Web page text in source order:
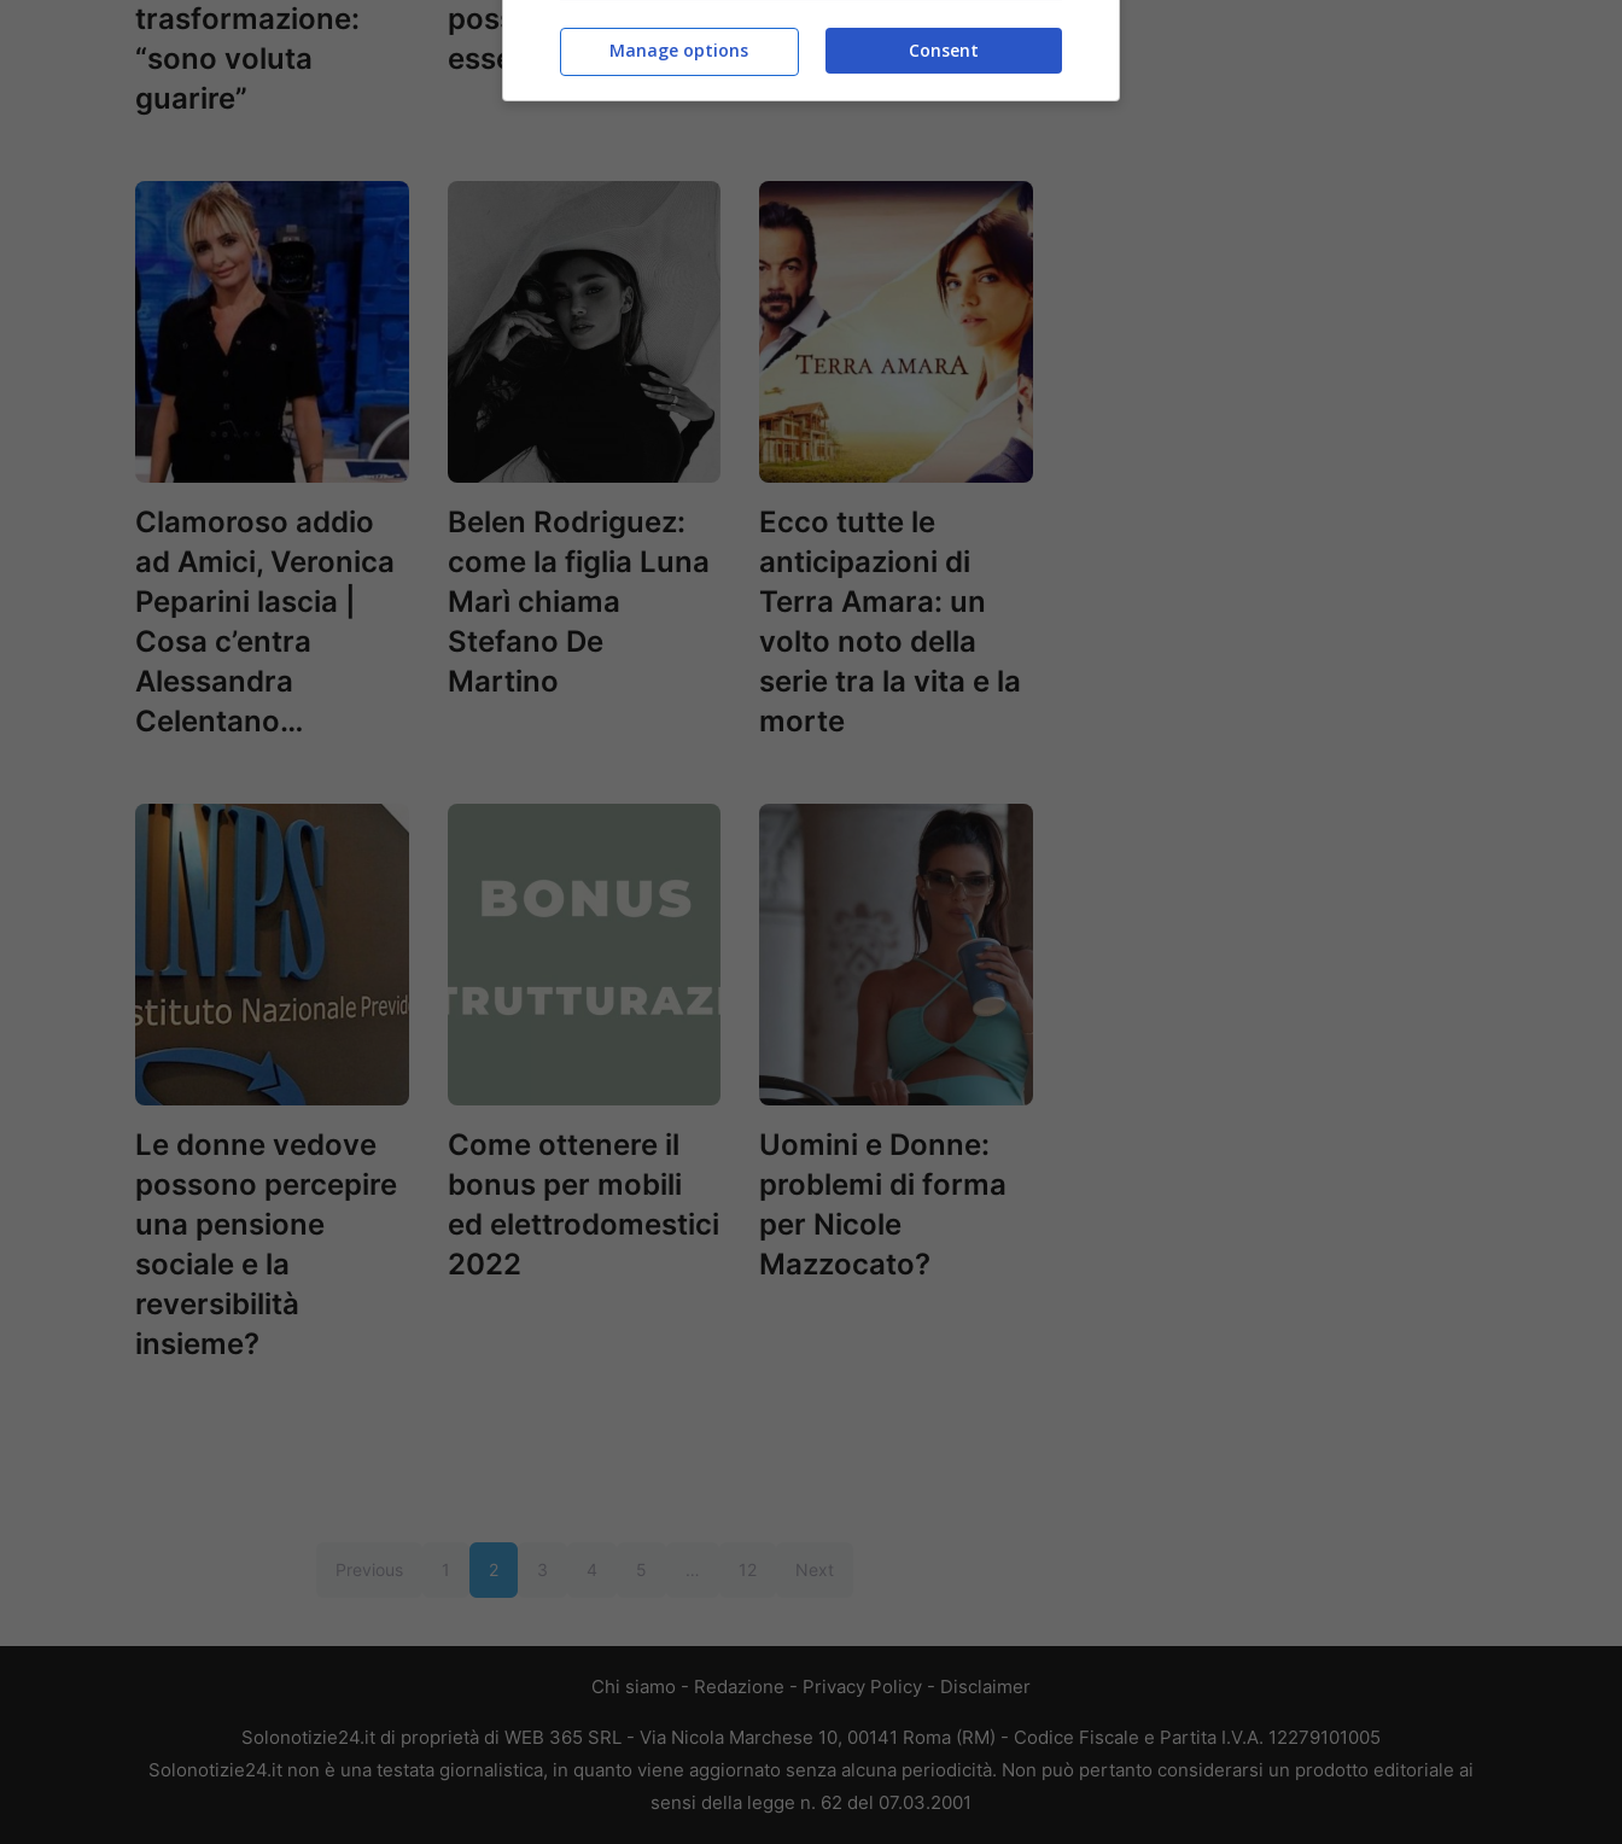
trasformazione:
“sono voluta
guarire”
possono ancora
essere utilizzate?
Blasi: “Bentornata
Clamoroso addio
ad Amici, Veronica
Peparini lascia |
Cosa c’entra
Alessandra
Celentano…
Belen Rodriguez:
come la figlia Luna
Marì chiama
Stefano De
Martino
Ecco tutte le
anticipazioni di
Terra Amara: un
volto noto della
serie tra la vita e la
morte
Le donne vedove
possono percepire
una pensione
sociale e la
reversibilità
insieme?
Come ottenere il
bonus per mobili
ed elettrodomestici
2022
Uomini e Donne:
problemi di forma
per Nicole
Mazzocato?
Previous 1 2 3 4 5 12 Next
Chi siamo - Redazione - Privacy Policy - Disclaimer
Solonotizie24.it di proprietà di WEB 365 SRL - Via Nicola Marchese 10, 00141 Roma (RM) - Codice Fiscale e Partita I.V.A. 12279101005
Solonotizie24.it non è una testata giornalistica, in quanto viene aggiornato senza alcuna periodicità. Non può pertanto considerarsi un prodotto editoriale ai
sensi della legge n. 62 del 07.03.2001
Consent
Manage options